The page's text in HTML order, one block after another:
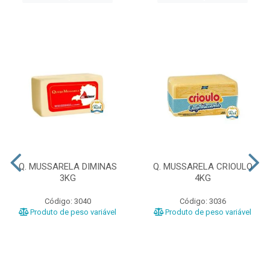
Q. MUSSARELA DIMINAS
3KG
Código: 3040
Produto de peso variável
Q. MUSSARELA CRIOULO
4KG
Código: 3036
Produto de peso variável